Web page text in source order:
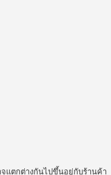
แตกต่างกันไปขึ้นอยู่กับร้านค้า